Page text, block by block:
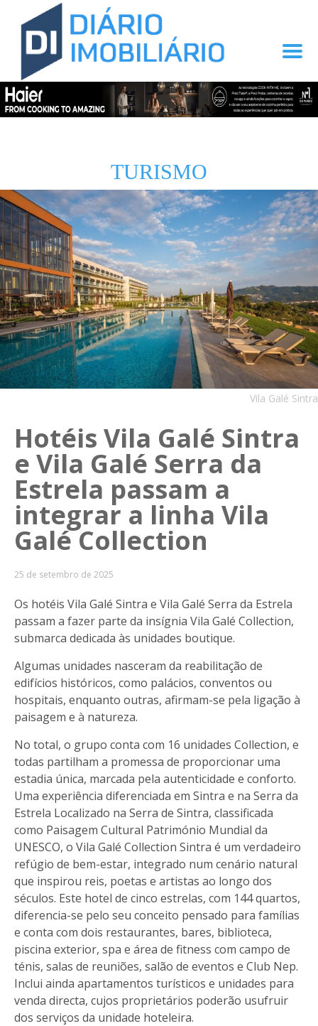
TURISMO
Vila Galé Sintra
Hotéis Vila Galé Sintra
e Vila Galé Serra da
Estrela passam a
integrar a linha Vila
Galé Collection
25 de setembro de 2025
Os hotéis Vila Galé Sintra e Vila Galé Serra da Estrela
passam a fazer parte da insígnia Vila Galé Collection,
submarca dedicada às unidades boutique.
Algumas unidades nasceram da reabilitação de
edifícios históricos, como palácios, conventos ou
hospitais, enquanto outras, afirmam-se pela ligação à
paisagem e à natureza.
No total, o grupo conta com 16 unidades Collection, e
todas partilham a promessa de proporcionar uma
estadia única, marcada pela autenticidade e conforto.
Uma experiência diferenciada em Sintra e na Serra da
Estrela Localizado na Serra de Sintra, classificada
como Paisagem Cultural Património Mundial da
UNESCO, o Vila Galé Collection Sintra é um verdadeiro
refúgio de bem-estar, integrado num cenário natural
que inspirou reis, poetas e artistas ao longo dos
séculos. Este hotel de cinco estrelas, com 144 quartos,
diferencia-se pelo seu conceito pensado para famílias
e conta com dois restaurantes, bares, biblioteca,
piscina exterior, spa e área de fitness com campo de
ténis, salas de reuniões, salão de eventos e Club Nep.
Inclui ainda apartamentos turísticos e unidades para
venda directa, cujos proprietários poderão usufruir
dos serviços da unidade hoteleira.